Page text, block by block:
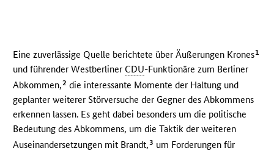
Eine zuverlässige Quelle berichtete über Äußerungen Krones1
und führender Westberliner CDU-Funktionäre zum Berliner
Abkommen,2 die interessante Momente der Haltung und
geplanter weiterer Störversuche der Gegner des Abkommens
erkennen lassen. Es geht dabei besonders um die politische
Bedeutung des Abkommens, um die Taktik der weiteren
Auseinandersetzungen mit Brandt,3 um Forderungen für